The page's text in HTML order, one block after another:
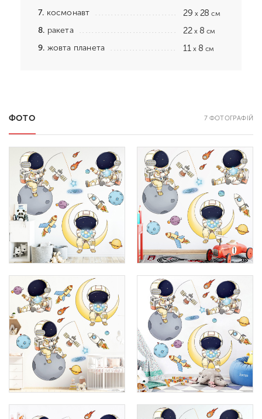
7. космонавт 29 x28 см
8. ракета 22 x8 см
9. жовта планета 11 x8 см
ФОТО 7 ФОТОГРАФІЙ